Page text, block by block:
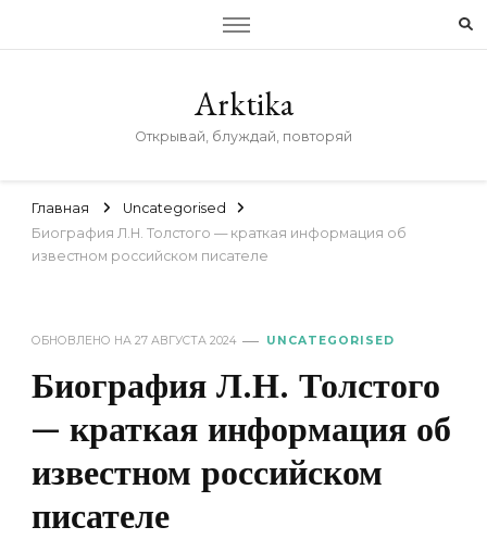
Arktika
Открывай, блуждай, повторяй
Главная
Uncategorised
Биография Л.Н. Толстого — краткая информация об
известном российском писателе
ОБНОВЛЕНО НА 27 АВГУСТА 2024 UNCATEGORISED
Биография Л.Н. Толстого
— краткая информация об
известном российском
писателе